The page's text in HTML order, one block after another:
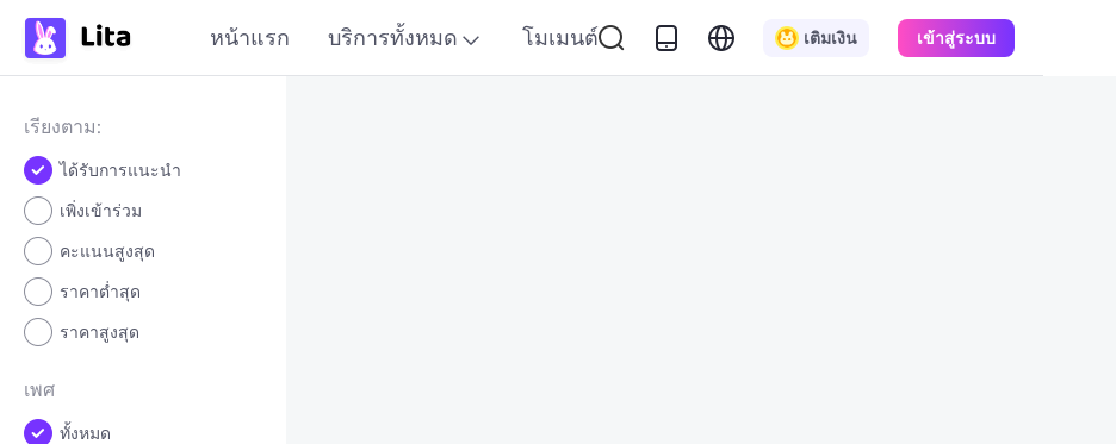
หน้าแรก บริการทั้งหมด โมเมนต์ เติมเงิน เข้าสู่ระบบ
เรียงตาม:
ได้รับการแนะนำ
เพิ่งเข้าร่วม
คะแนนสูงสุด
ราคาต่ำสุด
ราคาสูงสุด
เพศ
ทั้งหมด